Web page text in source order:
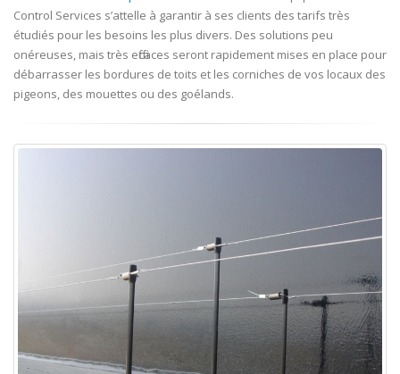
Control Services s’attelle à garantir à ses clients des tarifs très
étudiés pour les besoins les plus divers. Des solutions peu
onéreuses, mais très efficaces seront rapidement mises en place pour
débarrasser les bordures de toits et les corniches de vos locaux des
pigeons, des mouettes ou des goélands.